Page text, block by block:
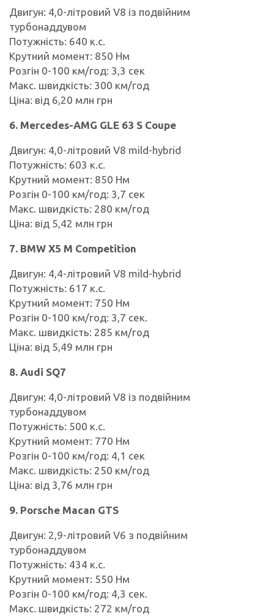
Двигун: 4,0-літровий V8 із подвійним
турбонаддувом
Потужність: 640 к.с.
Крутний момент: 850 Нм
Розгін 0-100 км/год: 3,3 сек
Макс. швидкість: 300 км/год
Ціна: від 6,20 млн грн
6. Mercedes-AMG GLE 63 S Coupe
Двигун: 4,0-літровий V8 mild-hybrid
Потужність: 603 к.с.
Крутний момент: 850 Нм
Розгін 0-100 км/год: 3,7 сек
Макс. швидкість: 280 км/год
Ціна: від 5,42 млн грн
7. BMW X5 M Competition
Двигун: 4,4-літровий V8 mild-hybrid
Потужність: 617 к.с.
Крутний момент: 750 Нм
Розгін 0-100 км/год: 3,7 сек.
Макс. швидкість: 285 км/год
Ціна: від 5,49 млн грн
8. Audi SQ7
Двигун: 4,0-літровий V8 із подвійним
турбонаддувом
Потужність: 500 к.с.
Крутний момент: 770 Нм
Розгін 0-100 км/год: 4,1 сек
Макс. швидкість: 250 км/год
Ціна: від 3,76 млн грн
9. Porsche Macan GTS
Двигун: 2,9-літровий V6 з подвійним
турбонаддувом
Потужність: 434 к.с.
Крутний момент: 550 Нм
Розгін 0-100 км/год: 4,3 сек.
Макс. швидкість: 272 км/год